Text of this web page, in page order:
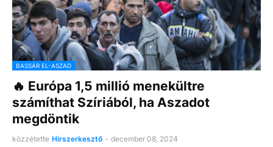
BASSÁR EL-ASZAD
🔥 Európa 1,5 millió menekültre
számíthat Szíriából, ha Aszadot
megdöntik
közzétette Hírszerkesztő - december 08, 2024